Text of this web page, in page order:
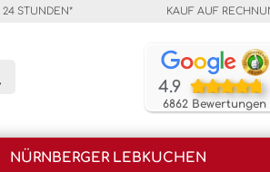
STUNDEN* KAUF AUF
Unsere
4.9
6862 Bewertungen
NÜRNBERGER LEBKUCHEN